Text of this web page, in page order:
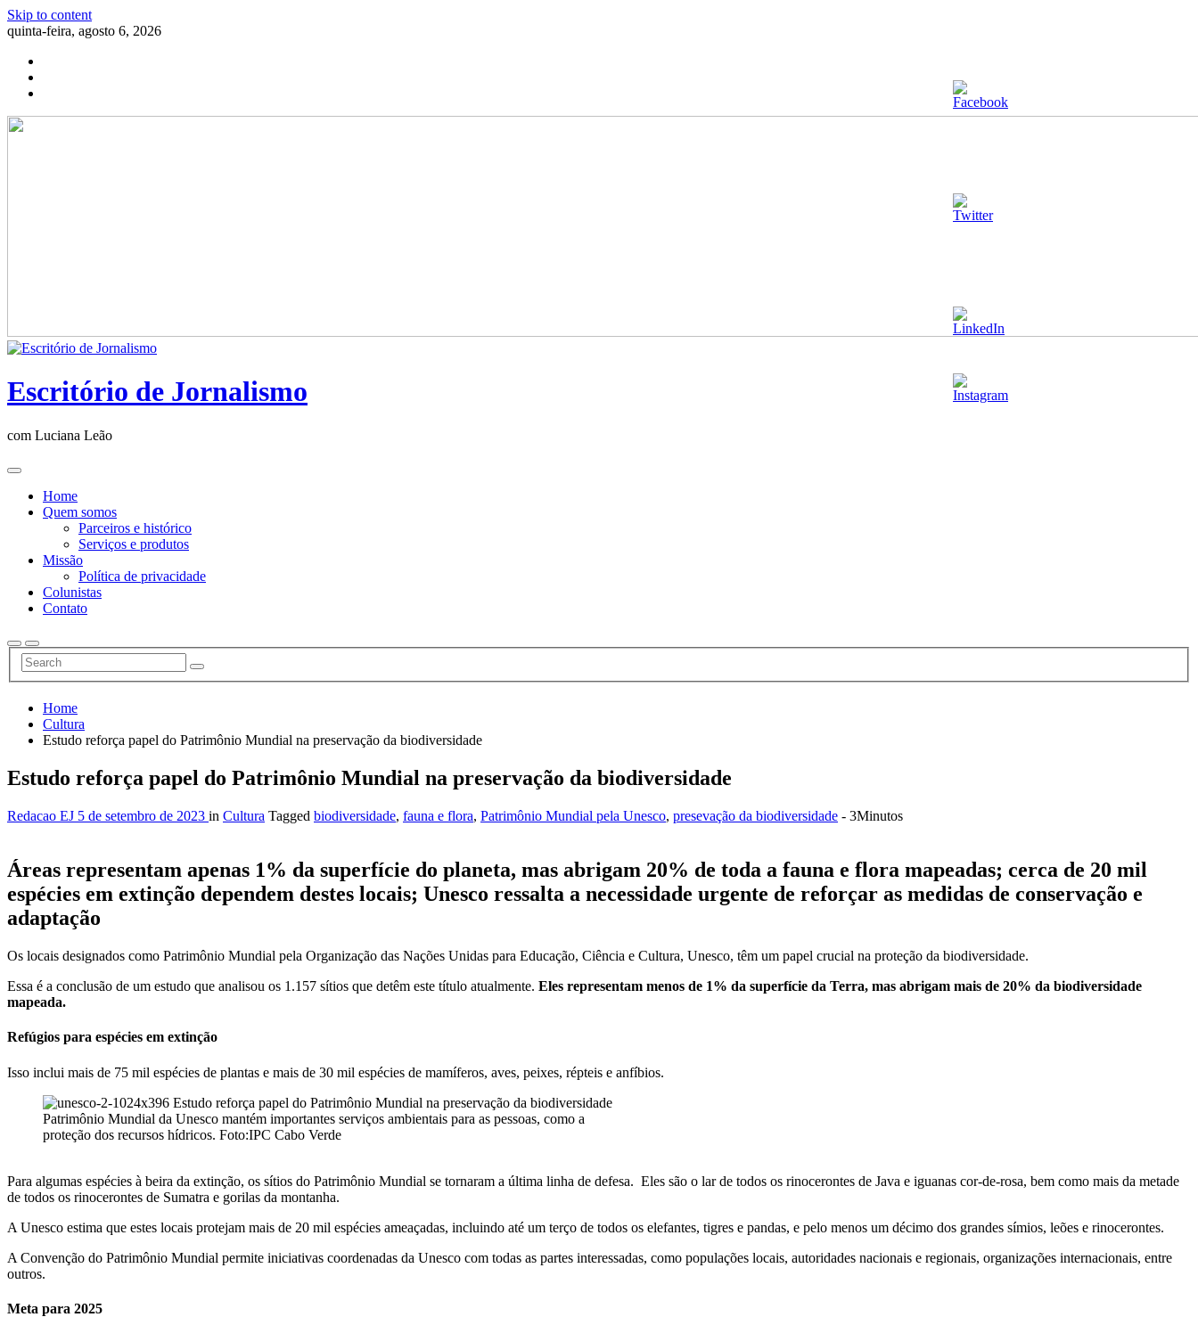
Skip to content
quinta-feira, agosto 6, 2026
Escritório de Jornalismo
com Luciana Leão
Home
Quem somos
Parceiros e histórico
Serviços e produtos
Missão
Política de privacidade
Colunistas
Contato
Home
Cultura
Estudo reforça papel do Patrimônio Mundial na preservação da biodiversidade
Estudo reforça papel do Patrimônio Mundial na preservação da biodiversidade
Redacao EJ 5 de setembro de 2023 in Cultura Tagged biodiversidade, fauna e flora, Patrimônio Mundial pela Unesco, presevação da biodiversidade - 3Minutos
Áreas representam apenas 1% da superfície do planeta, mas abrigam 20% de toda a fauna e flora mapeadas; cerca de 20 mil
espécies em extinção dependem destes locais; Unesco ressalta a necessidade urgente de reforçar as medidas de conservação e
adaptação
Os locais designados como Patrimônio Mundial pela Organização das Nações Unidas para Educação, Ciência e Cultura, Unesco, têm um papel crucial na proteção da biodiversidade.
Essa é a conclusão de um estudo que analisou os 1.157 sítios que detêm este título atualmente. Eles representam menos de 1% da superfície da Terra, mas abrigam mais de 20% da biodiversidade
mapeada.
Refúgios para espécies em extinção
Isso inclui mais de 75 mil espécies de plantas e mais de 30 mil espécies de mamíferos, aves, peixes, répteis e anfíbios.
Patrimônio Mundial da Unesco mantém importantes serviços ambientais para as pessoas, como a
proteção dos recursos hídricos. Foto:IPC Cabo Verde
Para algumas espécies à beira da extinção, os sítios do Patrimônio Mundial se tornaram a última linha de defesa. Eles são o lar de todos os rinocerontes de Java e iguanas cor-de-rosa, bem como mais da metade
de todos os rinocerontes de Sumatra e gorilas da montanha.
A Unesco estima que estes locais protejam mais de 20 mil espécies ameaçadas, incluindo até um terço de todos os elefantes, tigres e pandas, e pelo menos um décimo dos grandes símios, leões e rinocerontes.
A Convenção do Patrimônio Mundial permite iniciativas coordenadas da Unesco com todas as partes interessadas, como populações locais, autoridades nacionais e regionais, organizações internacionais, entre
outros.
Meta para 2025